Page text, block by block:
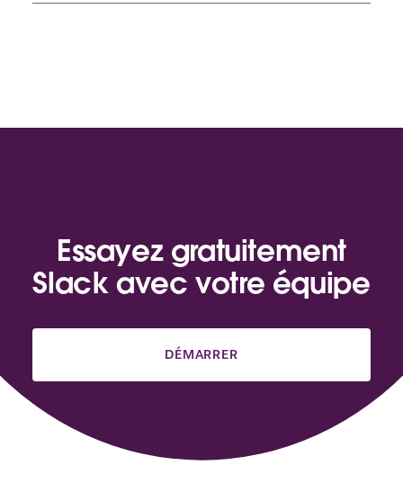
Essayez gratuitement
Slack avec votre équipe
DÉMARRER